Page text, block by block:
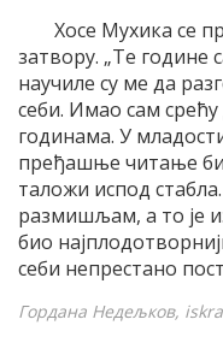
Хосе Мухика се
затвору. „Те године
научиле су ме да
себи. Имао сам
годинама. У
пређашње читање
таложи испод
размишљам, а то је
био
себи непрестано
Гордана Недељков,